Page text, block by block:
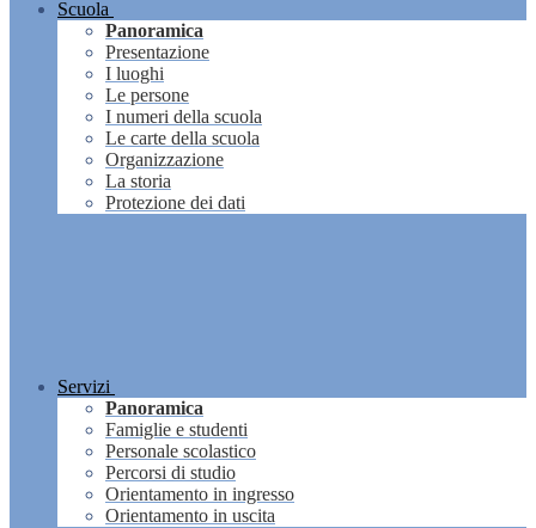
Scuola
Panoramica
Presentazione
I luoghi
Le persone
I numeri della scuola
Le carte della scuola
Organizzazione
La storia
Protezione dei dati
Servizi
Panoramica
Famiglie e studenti
Personale scolastico
Percorsi di studio
Orientamento in ingresso
Orientamento in uscita